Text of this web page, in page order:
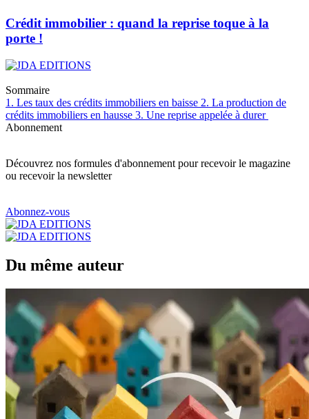
Crédit immobilier : quand la reprise toque à la
porte !
Sommaire
1. Les taux des crédits immobiliers en baisse 2. La production de
crédits immobiliers en hausse 3. Une reprise appelée à durer
Abonnement
Découvrez nos formules d'abonnement pour recevoir le magazine
ou recevoir la newsletter
Abonnez-vous
Du même auteur